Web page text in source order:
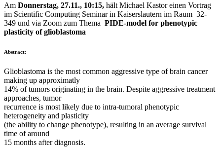
Am Donnerstag, 27.11., 10:15, hält Michael Kastor einen Vortrag
im Scientific Computing Seminar in Kaiserslautern im Raum 32-
349 und via Zoom zum Thema PIDE-model for phenotypic
plasticity of glioblastoma
Abstract:
Glioblastoma is the most common aggressive type of brain cancer
making up approximatly
14% of tumors originating in the brain. Despite aggressive treatment
approaches, tumor
recurrence is most likely due to intra-tumoral phenotypic
heterogeneity and plasticity
(the ability to change phenotype), resulting in an average survival
time of around
15 months after diagnosis.